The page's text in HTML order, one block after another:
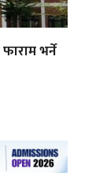
भर्ने